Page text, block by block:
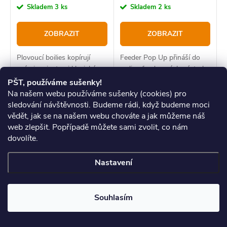
PŠT, používáme sušenky!
Na našem webu používáme sušenky (cookies) pro
sledování návštěvnosti. Budeme rádi, když budeme moci
vědět, jak se na našem webu chováte a jak můžeme náš
web zlepšit. Popřípadě můžete sami zvolit, co nám
dovolíte.
Nastavení
Souhlasím
cena:Skladem 3 ks
ZOBRAZIT
Plovoucí boilies kopírují
svými variantami klasické
boilies v nabídce firmy Carp
Servis.
cena:Skladem 2 ks
ZOBRAZIT
Feeder Pop Up přináší do
rodiny feederových nástrah
pro lov nadprůměrných
kaprů pomocí této akční
rybolovné techniky.
Carp servis Václavík Boilies
Měkule - 140 g/16mm
Nikl Boilies v dipu Crab
250g